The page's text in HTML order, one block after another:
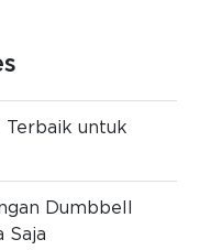
Terbaik untuk
Dumbbell
Saja